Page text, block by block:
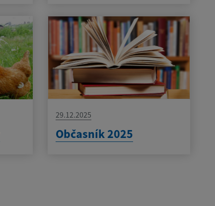
29.12.2025
Občasník 2025